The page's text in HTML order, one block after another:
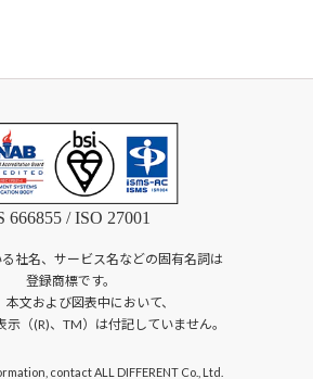
666855 / ISO 27001
社名、サービス名などの固有名詞は
登録商標です。
本文および図表中において、
示（(R)、TM）は付記していません。
contact ALL DIFFERENT Co., Ltd.